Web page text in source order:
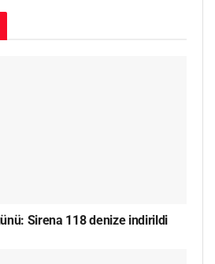
Sirena 118 denize indirildi